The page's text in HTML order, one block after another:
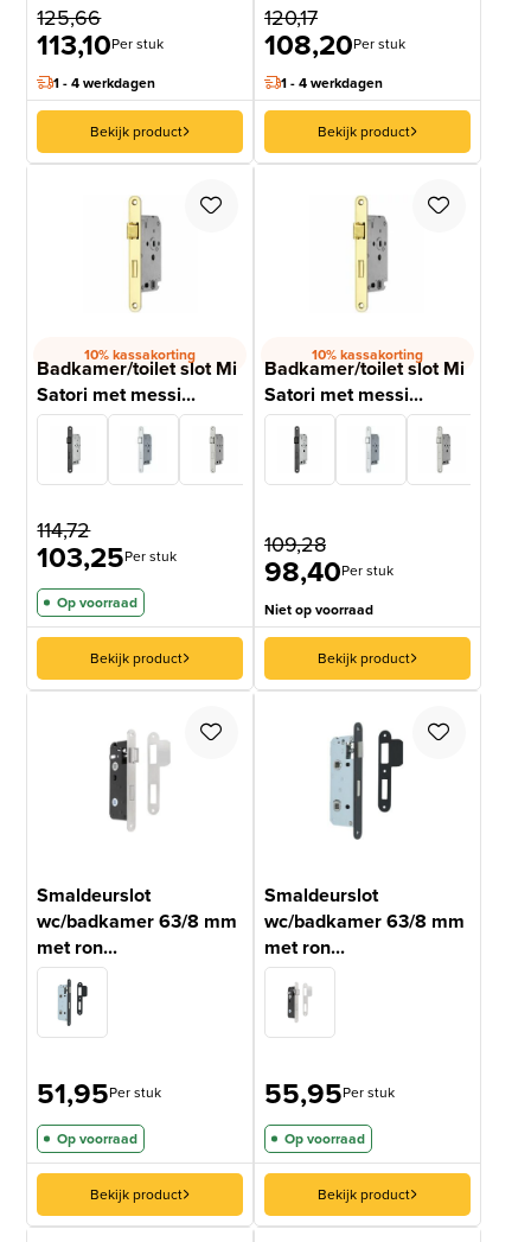
125,66
113,10Per stuk
1 - 4 werkdagen
Bekijk product
120,17
108,20Per stuk
1 - 4 werkdagen
Bekijk product
10% kassakorting
Badkamer/toilet slot Mi
Satori met messi...
114,72
103,25Per stuk
Op voorraad
Bekijk product
10% kassakorting
Badkamer/toilet slot Mi
Satori met messi...
109,28
98,40Per stuk
Niet op voorraad
Bekijk product
Smaldeurslot
wc/badkamer 63/8 mm
met ron...
51,95Per stuk
Op voorraad
Bekijk product
Smaldeurslot
wc/badkamer 63/8 mm
met ron...
55,95Per stuk
Op voorraad
Bekijk product